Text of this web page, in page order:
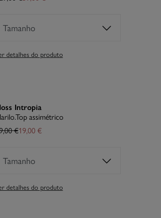
Tamanho
detalhes do produto
Intropia
assimétrico
19,00 €
€
Tamanho
detalhes do produto